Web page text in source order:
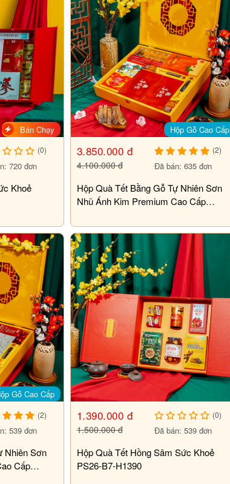
Bán Chạy
(0)
720 đơn
Khoẻ
Hộp Gỗ Cao Cấp
3.850.000 đ
4.100.000 đ
(2)
Đã bán: 635 đơn
Hộp Quà Tết Bằng Gỗ Tự Nhiên Sơn
Nhũ Ánh Kim Premium Cao Cấp
Gỗ Cao Cấp
(2)
539 đơn
Nhiên Sơn
Cấp
1.390.000 đ
1.500.000 đ
(0)
Đã bán: 539 đơn
Hộp Quà Tết Hồng Sâm Sức Khoẻ
PS26-B7-H1390